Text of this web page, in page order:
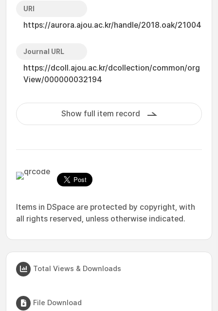
URI
https://aurora.ajou.ac.kr/handle/2018.oak/21004
Journal URL
https://dcoll.ajou.ac.kr/dcollection/common/org
View/000000032194
Show full item record
Items in DSpace are protected by copyright, with
all rights reserved, unless otherwise indicated.
Total Views & Downloads
File Download